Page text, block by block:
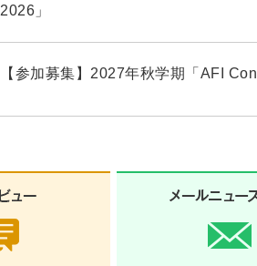
2026」
【参加募集】2027年秋学期「AFI